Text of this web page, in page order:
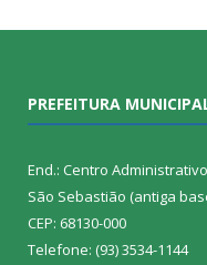
PREFEITURA
End.: Centro
São Sebastião (antiga
CEP: 68130-000
Telefone: (93) 3534-1144